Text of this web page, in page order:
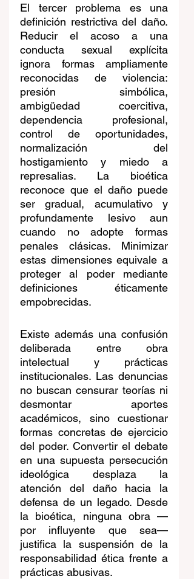
El tercer problema es una
definición restrictiva del daño.
Reducir el acoso a una
conducta sexual explícita
ignora formas ampliamente
reconocidas de violencia:
presión simbólica,
ambigüedad coercitiva,
dependencia profesional,
control de oportunidades,
normalización del
hostigamiento y miedo a
represalias. La bioética
reconoce que el daño puede
ser gradual, acumulativo y
profundamente lesivo aun
cuando no adopte formas
penales clásicas. Minimizar
estas dimensiones equivale a
proteger al poder mediante
definiciones éticamente
empobrecidas.
Existe además una confusión
deliberada entre obra
intelectual y prácticas
institucionales. Las denuncias
no buscan censurar teorías ni
desmontar aportes
académicos, sino cuestionar
formas concretas de ejercicio
del poder. Convertir el debate
en una supuesta persecución
ideológica desplaza la
atención del daño hacia la
defensa de un legado. Desde
la bioética, ninguna obra —
por influyente que sea—
justifica la suspensión de la
responsabilidad ética frente a
prácticas abusivas.